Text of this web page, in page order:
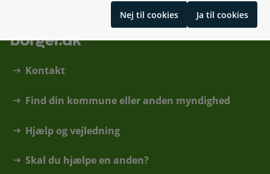
Nej til cookies Ja til cookies
Kontakt
Find din kommune eller anden myndighed
Hjælp og vejledning
Skal du hjælpe en anden?